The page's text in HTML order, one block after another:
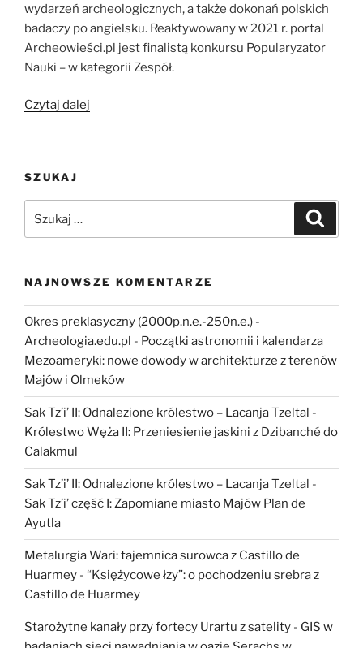
wydarzeń archeologicznych, a także dokonań polskich
badaczy po angielsku. Reaktywowany w 2021 r. portal
Archeowieści.pl jest finalistą konkursu Popularyzator
Nauki – w kategorii Zespół.
Czytaj dalej
dziejach”
SZUKAJ
NAJNOWSZE KOMENTARZE
Okres preklasyczny (2000p.n.e.-250n.e.) -
Archeologia.edu.pl - Początki astronomii i kalendarza
Mezoameryki: nowe dowody w architekturze z terenów
Majów i Olmeków
Sak Tz’i’ II: Odnalezione królestwo – Lacanja Tzeltal -
Królestwo Węża II: Przeniesienie jaskini z Dzibanché do
Calakmul
Sak Tz’i’ II: Odnalezione królestwo – Lacanja Tzeltal -
Sak Tz’i’ część I: Zapomiane miasto Majów Plan de
Ayutla
Metalurgia Wari: tajemnica surowca z Castillo de
Huarmey - “Księżycowe łzy”: o pochodzeniu srebra z
Castillo de Huarmey
Starożytne kanały przy fortecy Urartu z satelity - GIS w